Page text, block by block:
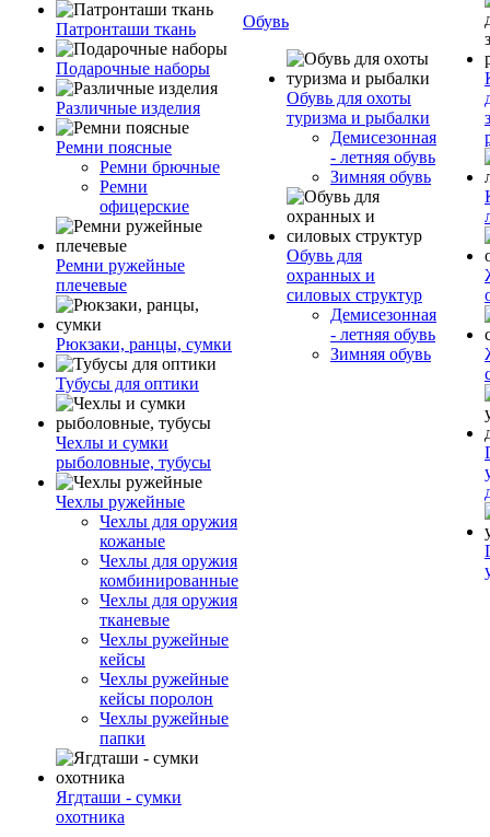
Патронташи ткань
Подарочные наборы
Различные изделия
Ремни поясные
Ремни брючные
Ремни
офицерские
Ремни ружейные
плечевые
Рюкзаки, ранцы, сумки
Тубусы для оптики
Чехлы и сумки
рыболовные, тубусы
Чехлы ружейные
Чехлы для оружия
кожаные
Чехлы для оружия
комбинированные
Чехлы для оружия
тканевые
Чехлы ружейные
кейсы
Чехлы ружейные
кейсы поролон
Чехлы ружейные
папки
Ягдташи - сумки
охотника
Обувь
Обувь для охоты
туризма и рыбалки
Демисезонная
- летняя обувь
Зимняя обувь
Обувь для
охранных и
силовых структур
Демисезонная
- летняя обувь
Зимняя обувь